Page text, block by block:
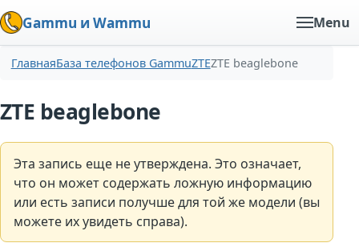
Gammu и Wammu Menu
ГлавнаяБаза телефонов GammuZTEZTE beaglebone
ZTE beaglebone
Эта запись еще не утверждена. Это означает,
что он может содержать ложную информацию
или есть записи получше для той же модели (вы
можете их увидеть справа).